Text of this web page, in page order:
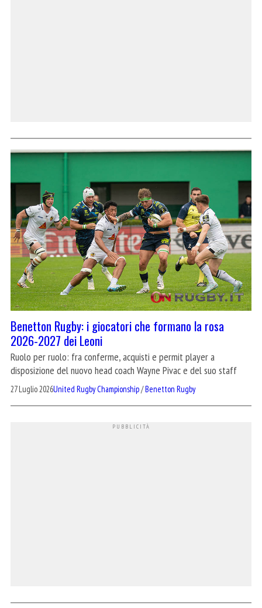
Benetton Rugby: i giocatori che formano la rosa
2026-2027 dei Leoni
Ruolo per ruolo: fra conferme, acquisti e permit player a
disposizione del nuovo head coach Wayne Pivac e del suo staff
27 Luglio 2026United Rugby Championship/Benetton Rugby